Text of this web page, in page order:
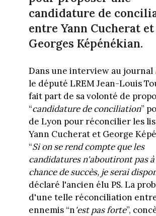
candidature de
entre Yann Cucherat et
Georges Képénékian.
Dans une interview au journal
le député LREM Jean-Louis
fait part de sa volonté de
“candidature de conciliation”
de Lyon pour réconcilier les
Yann Cucherat et George
“Si on se rend compte que les
candidatures n'aboutiront pas à
chance de succès, je serai
déclaré l'ancien élu PS. La
d'une telle réconciliation
ennemis “n'est pas forte”,